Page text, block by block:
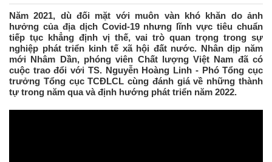
Năm 2021, dù đối mặt với muôn vàn khó khăn do ảnh
hưởng của địa dịch Covid-19 nhưng lĩnh vực tiêu chuẩn
tiếp tục khẳng định vị thế, vai trò quan trọng trong sự
nghiệp phát triển kinh tế xã hội đất nước. Nhân dịp năm
mới Nhâm Dần, phóng viên Chất lượng Việt Nam đã có
cuộc trao đổi với TS. Nguyễn Hoàng Linh - Phó Tổng cục
trưởng Tổng cục TCĐLCL cùng đánh giá về những thành
tự trong năm qua và định hướng phát triển năm 2022.